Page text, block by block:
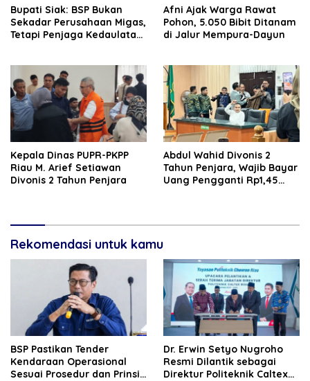
Bupati Siak: BSP Bukan
Sekadar Perusahaan Migas,
Tetapi Penjaga Kedaulatan
Afni Ajak Warga Rawat
Pohon, 5.050 Bibit Ditanam
di Jalur Mempura-Dayun
Kepala Dinas PUPR-PKPP
Riau M. Arief Setiawan
Divonis 2 Tahun Penjara
‎‎Abdul Wahid Divonis 2
Tahun Penjara, Wajib Bayar
Uang Pengganti Rp1,45
Rekomendasi untuk kamu
BSP Pastikan Tender
Kendaraan Operasional
Sesuai Prosedur dan Prinsip
‎Dr. Erwin Setyo Nugroho
Resmi Dilantik sebagai
Direktur Politeknik Caltex